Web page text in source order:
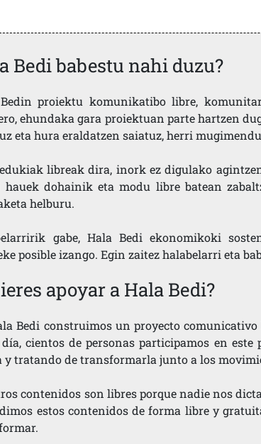
Bedi babestu nahi duzu?
proiektu komunikatibo libre,
ehundaka gara proiektuan parte hartzen
eta hura eraldatzen saiatuz, herri
libreak dira, inork ez digulako
hauek dohainik eta modu libre batean
helburu.
gabe, Hala Bedi ekonomikoki
posible izango. Egin zaitez halabelarri eta
apoyar a Hala Bedi?
Bedi construimos un proyecto
cientos de personas participamos en
y tratando de transformarla junto a los
contenidos son libres porque nadie nos
estos contenidos de forma libre y